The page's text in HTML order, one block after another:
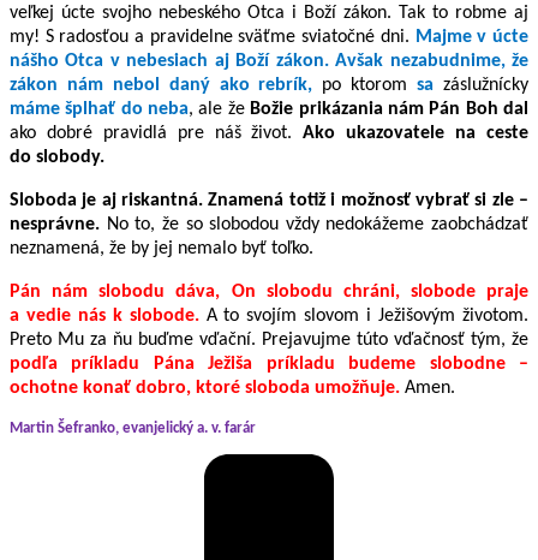
veľkej úcte svojho nebeského Otca i Boží zákon. Tak to robme aj
my! S radosťou a pravidelne sväťme sviatočné dni. Majme v úcte
nášho Otca v nebesiach aj Boží zákon. Avšak nezabudnime, že
zákon nám nebol daný ako rebrík, po ktoromsa záslužnícky
máme šplhať do neba, ale že Božie prikázania nám Pán Boh dal
ako dobré pravidlá pre náš život.Ako ukazovatele na ceste
do slobody.
Sloboda je aj riskantná. Znamená totiž i možnosť vybrať si zle –
nesprávne. Noto, že so slobodou vždy nedokážeme zaobchádzať
neznamená, že by jej nemalo byť toľko.
Pán nám slobodu dáva, On slobodu chráni, slobode praje
a vedie nás k slobode. A to svojím slovom i Ježišovým životom.
Preto Mu za ňu buďme vďační. Prejavujme túto vďačnosť tým, že
podľa príkladu Pána Ježiša príkladu budeme slobodne –
ochotne konať dobro, ktoré sloboda umožňuje. Amen.
Martin Šefranko, evanjelický a. v. farár